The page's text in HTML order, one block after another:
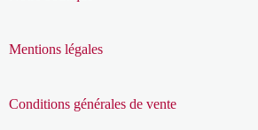
Mentions légales
Conditions générales de vente